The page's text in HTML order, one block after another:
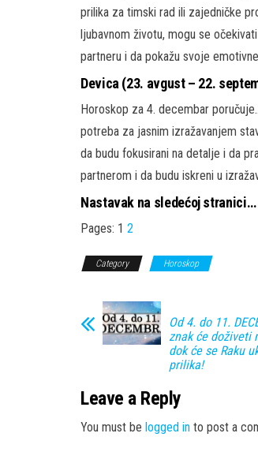
prilika za timski rad ili zajedničke
ljubavnom životu, mogu se
partneru i da pokažu svoje
Devica (23. avgust – 22.
Horoskop za 4. decembar
potreba za jasnim izražavanjem
da budu fokusirani na detalje i da
partnerom i da budu iskreni u
Nastavak na sledećoj stranici…
Pages: 1 2
Category Horoskop
Od 4. do 11.
znak će doživeti
dok će se Raku
prilika!
Leave a Reply
You must be logged in to post a